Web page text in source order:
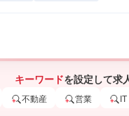
キーワードを設定して求
不動産 営業 IT